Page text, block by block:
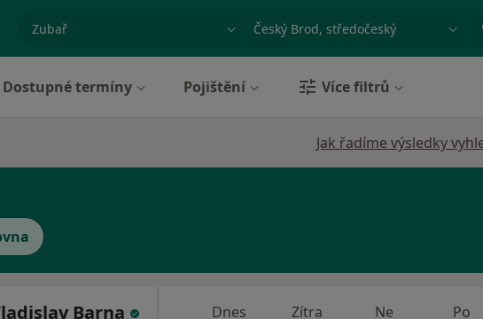
specializace, nemoc nebo příjmeníMěsto nebo region
Dostupné termíny Pojištění Více filtrů
Jak řadíme výsledky
Barna Dnes Zítra Ne Po